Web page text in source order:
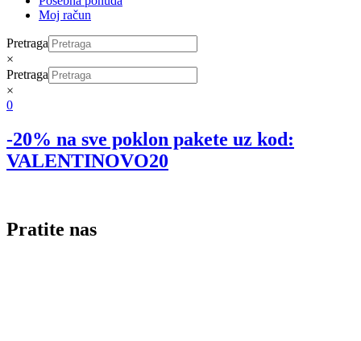
Moj račun
Pretraga
×
Pretraga
×
0
-20% na sve poklon pakete uz kod:
VALENTINOVO20
Pratite nas